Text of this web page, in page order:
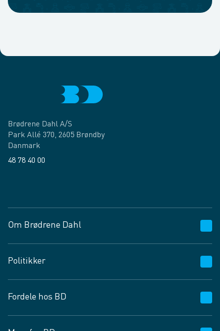
Brødrene Dahl A/S
Park Allé 370, 2605 Brøndby
Danmark
48 78 40 00
Om Brødrene Dahl
Vagttelefon 30 10 89 89
Spørgsmål og svar
Job og karriere
Fødevarekontrolrapport
Politikker
Privatlivspolitik
Cookies
Fordele hos BD